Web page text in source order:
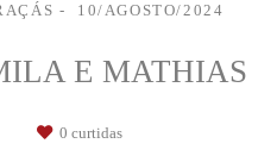
10/AGOSTO/2024
E MATHIAS
0 curtidas